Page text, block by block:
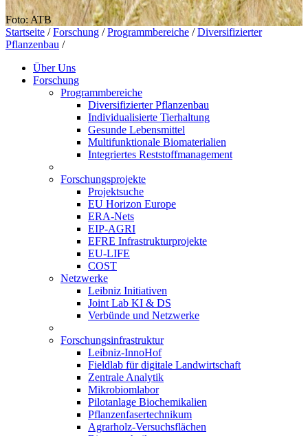
Foto: ATB
Startseite / Forschung / Programmbereiche / Diversifizierter
Pflanzenbau /
Über Uns
Forschung
Programmbereiche
Diversifizierter Pflanzenbau
Individualisierte Tierhaltung
Gesunde Lebensmittel
Multifunktionale Biomaterialien
Integriertes Reststoffmanagement
Forschungsprojekte
Projektsuche
EU Horizon Europe
ERA-Nets
EIP-AGRI
EFRE Infrastrukturprojekte
EU-LIFE
COST
Netzwerke
Leibniz Initiativen
Joint Lab KI & DS
Verbünde und Netzwerke
Forschungsinfrastruktur
Leibniz-InnoHof
Fieldlab für digitale Landwirtschaft
Zentrale Analytik
Mikrobiomlabor
Pilotanlage Biochemikalien
Pflanzenfasertechnikum
Agrarholz-Versuchsflächen